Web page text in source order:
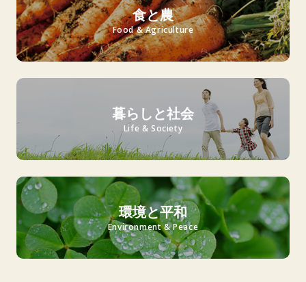
食と農
Food & Agriculture
暮らしと社会
Life & Society
環境と平和
Environment & Peace